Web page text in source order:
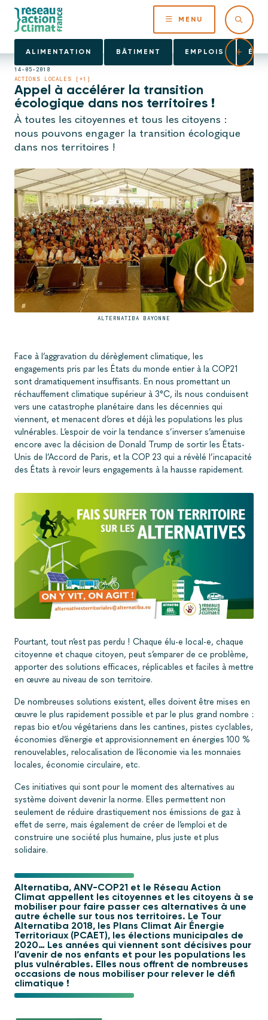
MENU
ALIMENTATION BÂTIMENT EMPLOIS
14-05-2018
ACTIONS LOCALES [+1]
Appel à accélérer la transition
écologique dans nos territoires !
À toutes les citoyennes et tous les citoyens :
nous pouvons engager la transition écologique
dans nos territoires !
ALTERNATIBA BAYONNE
Face à l’aggravation du dérèglement climatique, les
engagements pris par les États du monde entier à la COP21
sont dramatiquement insuffisants. En nous promettant un
réchauffement climatique supérieur à 3°C, ils nous conduisent
vers une catastrophe planétaire dans les décennies qui
viennent, et menacent d’ores et déjà les populations les plus
vulnérables. L’espoir de voir la tendance s’inverser s’amenuise
encore avec la décision de Donald Trump de sortir les États-
Unis de l’Accord de Paris, et la COP 23 qui a révèlé l’incapacité
des États à revoir leurs engagements à la hausse rapidement.
Pourtant, tout n’est pas perdu ! Chaque élu-e local-e, chaque
citoyenne et chaque citoyen, peut s’emparer de ce problème,
apporter des solutions efficaces, réplicables et faciles à mettre
en œuvre au niveau de son territoire.
De nombreuses solutions existent, elles doivent être mises en
œuvre le plus rapidement possible et par le plus grand nombre :
repas bio et/ou végétariens dans les cantines, pistes cyclables,
économies d’énergie et approvisionnement en énergies 100 %
renouvelables, relocalisation de l’économie via les monnaies
locales, économie circulaire, etc.
Ces initiatives qui sont pour le moment des alternatives au
système doivent devenir la norme. Elles permettent non
seulement de réduire drastiquement nos émissions de gaz à
effet de serre, mais également de créer de l’emploi et de
construire une société plus humaine, plus juste et plus
solidaire.
Alternatiba, ANV-COP21 et le Réseau Action
Climat appellent les citoyennes et les citoyens à se
mobiliser pour faire passer ces alternatives à une
autre échelle sur tous nos territoires. Le Tour
Alternatiba 2018, les Plans Climat Air Énergie
Territoriaux (PCAET), les élections municipales de
2020… Les années qui viennent sont décisives pour
l’avenir de nos enfants et pour les populations les
plus vulnérables. Elles nous offrent de nombreuses
occasions de nous mobiliser pour relever le défi
climatique !